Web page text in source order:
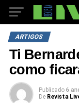
ARTIGOS
Ti
como
Publicado 6
De Revista